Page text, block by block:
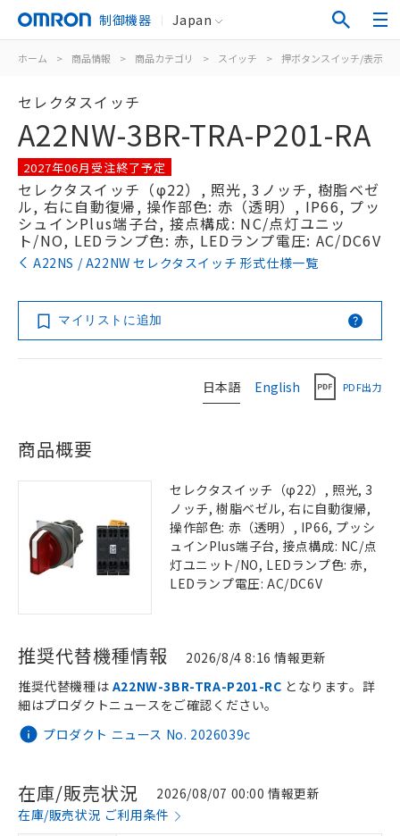
制御機器 Japan
ホーム > 商品情報 > 商品カテゴリ > スイッチ > 押ボタンスイッチ/表示灯
セレクタスイッチ
A22NW-3BR-TRA-P201-RA
2027年06月受注終了予定
セレクタスイッチ（φ22）, 照光, 3ノッチ, 樹脂ベゼ
ル, 右に自動復帰, 操作部色: 赤（透明）, IP66, プッ
シュインPlus端子台, 接点構成: NC/点灯ユニッ
ト/NO, LEDランプ色: 赤, LEDランプ電圧: AC/DC6V
A22NS / A22NW セレクタスイッチ 形式仕様一覧
マイリストに追加
日本語 English PDF出力
商品概要
セレクタスイッチ（φ22）, 照光, 3
ノッチ, 樹脂ベゼル, 右に自動復帰,
操作部色: 赤（透明）, IP66, プッシ
ュインPlus端子台, 接点構成: NC/点
灯ユニット/NO, LEDランプ色: 赤,
LEDランプ電圧: AC/DC6V
推奨代替機種情報 2026/8/4 8:16 情報更新
プロダクト ニュース No. 2026039c
推奨代替機種は A22NW-3BR-TRA-P201-RC となります。詳
細はプロダクトニュースをご確認ください。
在庫/販売状況
2026/08/07 00:00 情報更新
在庫/販売状況 ご利用条件